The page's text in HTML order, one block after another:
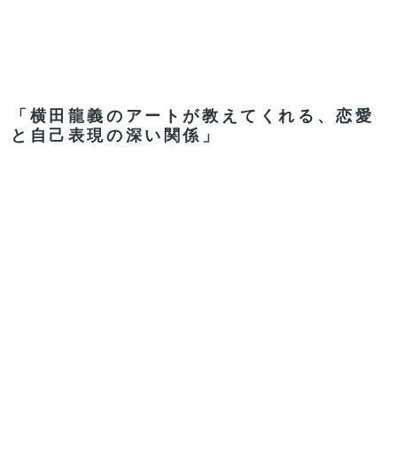
「横田龍義のアートが教えてくれる、恋愛
と自己表現の深い関係」